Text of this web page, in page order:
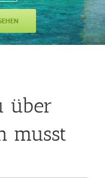
über
musst